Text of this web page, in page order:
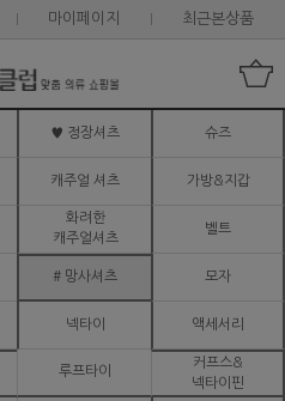
마이페이지 최근본상품
♥ 정장셔츠 슈즈
캐주얼 셔츠 가방&지갑
화려한
캐주얼셔츠
벨트
# 망사셔츠 모자
넥타이 액세서리
루프타이
커프스&
넥타이핀